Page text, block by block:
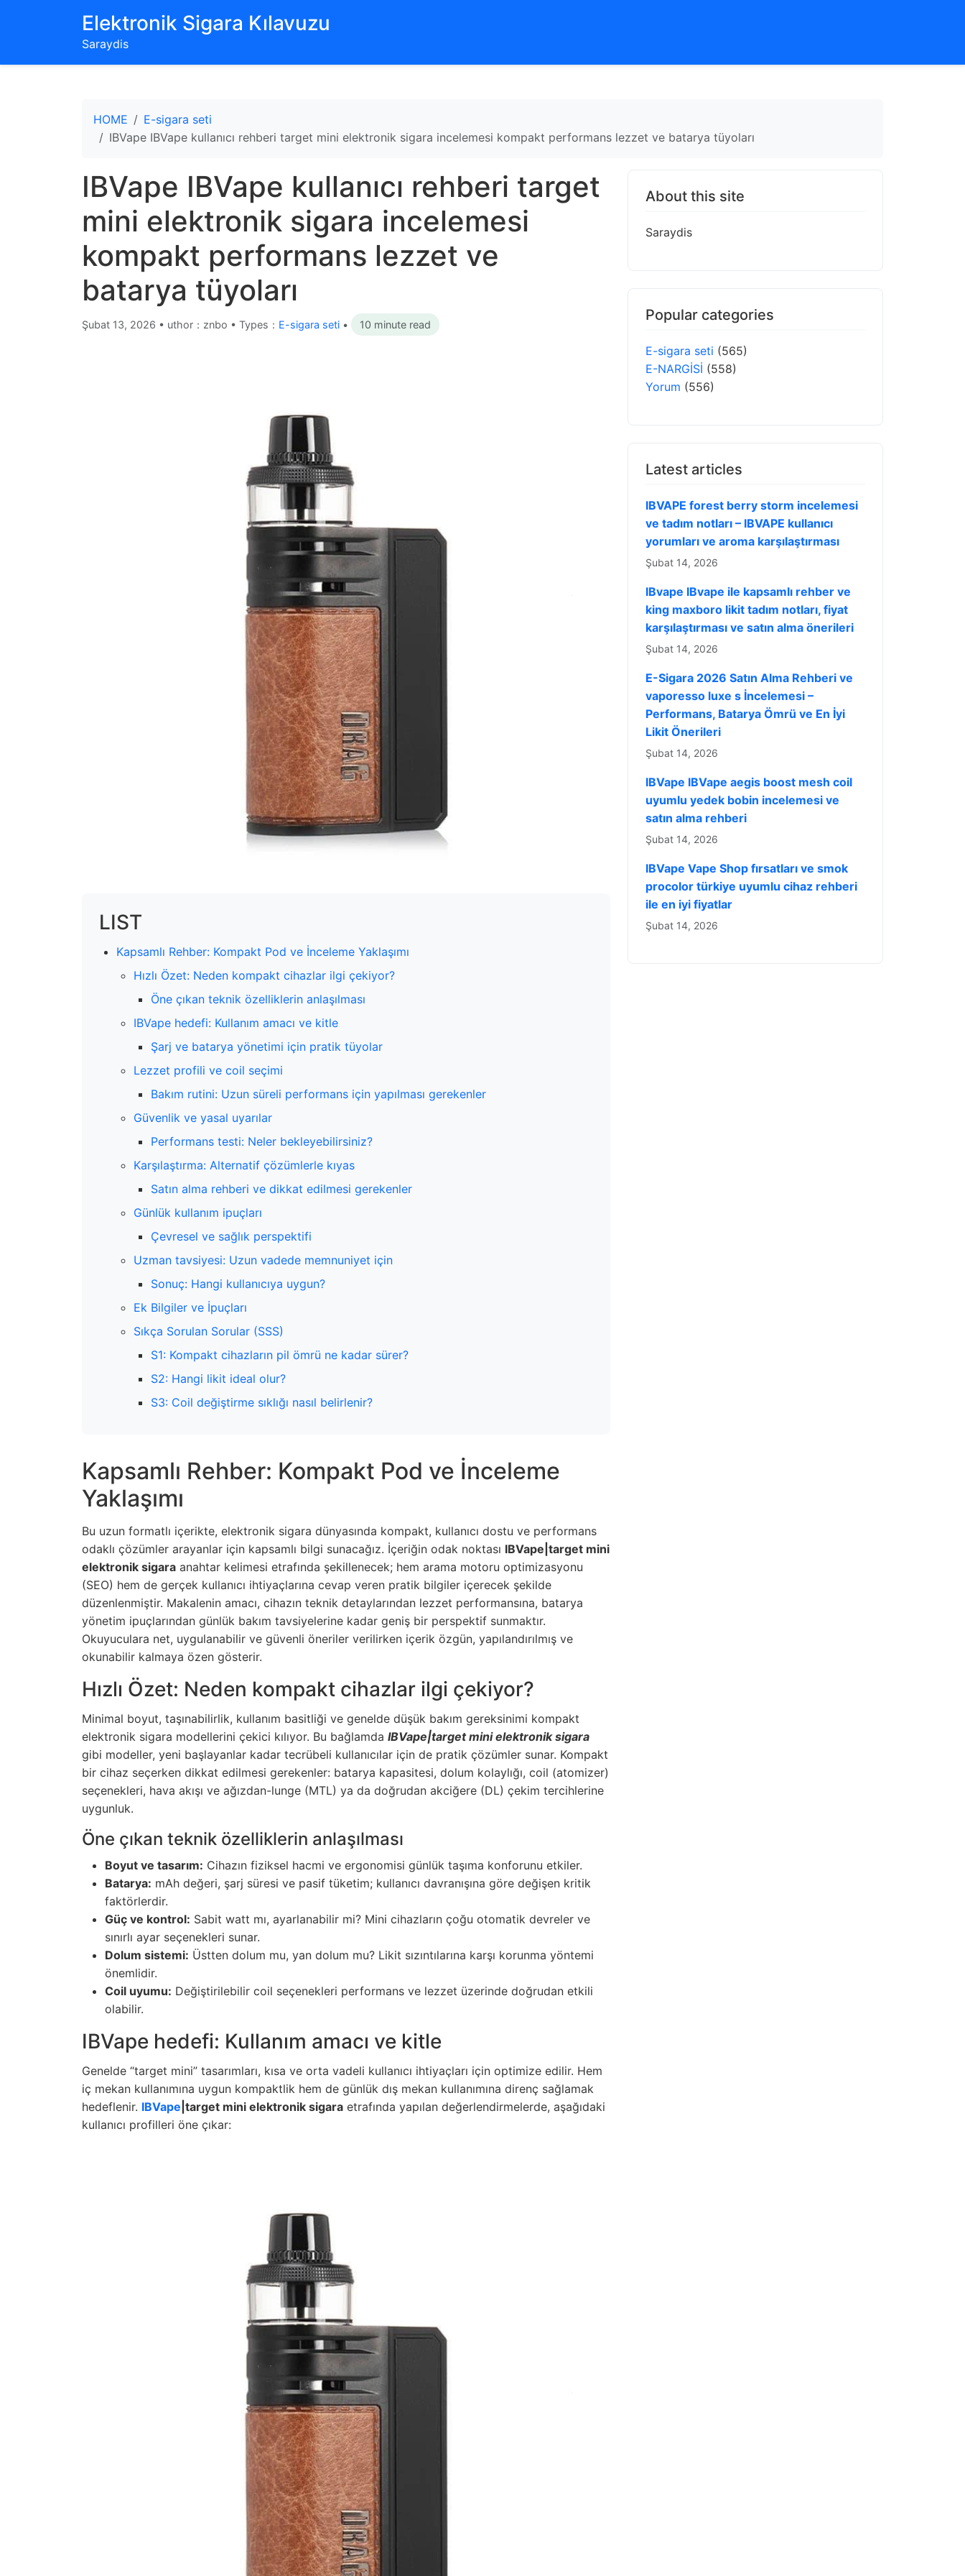
‌Elektronik Sigara Kılavuzu‌
Saraydis
HOME
E-sigara seti
IBVape IBVape kullanıcı rehberi target mini elektronik sigara incelemesi kompakt performans lezzet ve batarya tüyoları
IBVape IBVape kullanıcı rehberi target
mini elektronik sigara incelemesi
kompakt performans lezzet ve
batarya tüyoları
Şubat 13, 2026 • uthor：znbo • Types： E-sigara seti • 10 minute read
LIST
Kapsamlı Rehber: Kompakt Pod ve İnceleme Yaklaşımı
Hızlı Özet: Neden kompakt cihazlar ilgi çekiyor?
Öne çıkan teknik özelliklerin anlaşılması
IBVape hedefi: Kullanım amacı ve kitle
Şarj ve batarya yönetimi için pratik tüyolar
Lezzet profili ve coil seçimi
Bakım rutini: Uzun süreli performans için yapılması gerekenler
Güvenlik ve yasal uyarılar
Performans testi: Neler bekleyebilirsiniz?
Karşılaştırma: Alternatif çözümlerle kıyas
Satın alma rehberi ve dikkat edilmesi gerekenler
Günlük kullanım ipuçları
Çevresel ve sağlık perspektifi
Uzman tavsiyesi: Uzun vadede memnuniyet için
Sonuç: Hangi kullanıcıya uygun?
Ek Bilgiler ve İpuçları
Sıkça Sorulan Sorular (SSS)
S1: Kompakt cihazların pil ömrü ne kadar sürer?
S2: Hangi likit ideal olur?
S3: Coil değiştirme sıklığı nasıl belirlenir?
Kapsamlı Rehber: Kompakt Pod ve İnceleme
Yaklaşımı
Bu uzun formatlı içerikte, elektronik sigara dünyasında kompakt, kullanıcı dostu ve performans
odaklı çözümler arayanlar için kapsamlı bilgi sunacağız. İçeriğin odak noktası IBVape|target mini
elektronik sigara anahtar kelimesi etrafında şekillenecek; hem arama motoru optimizasyonu
(SEO) hem de gerçek kullanıcı ihtiyaçlarına cevap veren pratik bilgiler içerecek şekilde
düzenlenmiştir. Makalenin amacı, cihazın teknik detaylarından lezzet performansına, batarya
yönetim ipuçlarından günlük bakım tavsiyelerine kadar geniş bir perspektif sunmaktır.
Okuyuculara net, uygulanabilir ve güvenli öneriler verilirken içerik özgün, yapılandırılmış ve
okunabilir kalmaya özen gösterir.
Hızlı Özet: Neden kompakt cihazlar ilgi çekiyor?
Minimal boyut, taşınabilirlik, kullanım basitliği ve genelde düşük bakım gereksinimi kompakt
elektronik sigara modellerini çekici kılıyor. Bu bağlamda IBVape|target mini elektronik sigara
gibi modeller, yeni başlayanlar kadar tecrübeli kullanıcılar için de pratik çözümler sunar. Kompakt
bir cihaz seçerken dikkat edilmesi gerekenler: batarya kapasitesi, dolum kolaylığı, coil (atomizer)
seçenekleri, hava akışı ve ağızdan-lunge (MTL) ya da doğrudan akciğere (DL) çekim tercihlerine
uygunluk.
Öne çıkan teknik özelliklerin anlaşılması
Boyut ve tasarım: Cihazın fiziksel hacmi ve ergonomisi günlük taşıma konforunu etkiler.
Batarya: mAh değeri, şarj süresi ve pasif tüketim; kullanıcı davranışına göre değişen kritik
faktörlerdir.
Güç ve kontrol: Sabit watt mı, ayarlanabilir mi? Mini cihazların çoğu otomatik devreler ve
sınırlı ayar seçenekleri sunar.
Dolum sistemi: Üstten dolum mu, yan dolum mu? Likit sızıntılarına karşı korunma yöntemi
önemlidir.
Coil uyumu: Değiştirilebilir coil seçenekleri performans ve lezzet üzerinde doğrudan etkili
olabilir.
IBVape hedefi: Kullanım amacı ve kitle
Genelde “target mini” tasarımları, kısa ve orta vadeli kullanıcı ihtiyaçları için optimize edilir. Hem
iç mekan kullanımına uygun kompaktlik hem de günlük dış mekan kullanımına direnç sağlamak
hedeflenir. IBVape |target mini elektronik sigara etrafında yapılan değerlendirmelerde, aşağıdaki
kullanıcı profilleri öne çıkar:
About this site
Saraydis
Popular categories
E-sigara seti (565)
E-NARGİSİ (558)
Yorum (556)
Latest articles
IBVAPE forest berry storm incelemesi
ve tadım notları – IBVAPE kullanıcı
yorumları ve aroma karşılaştırması
Şubat 14, 2026
IBvape IBvape ile kapsamlı rehber ve
king maxboro likit tadım notları, fiyat
karşılaştırması ve satın alma önerileri
Şubat 14, 2026
E-Sigara 2026 Satın Alma Rehberi ve
vaporesso luxe s İncelemesi –
Performans, Batarya Ömrü ve En İyi
Likit Önerileri
Şubat 14, 2026
IBVape IBVape aegis boost mesh coil
uyumlu yedek bobin incelemesi ve
satın alma rehberi
Şubat 14, 2026
IBVape Vape Shop fırsatları ve smok
procolor türkiye uyumlu cihaz rehberi
ile en iyi fiyatlar
Şubat 14, 2026